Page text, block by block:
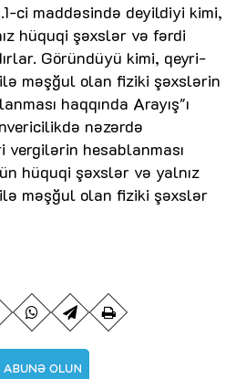
ci maddəsində deyildiyi kimi,
hüquqi şəxslər və fərdi
Göründüyü kimi, qeyri-
məşğul olan fiziki şəxslərin
haqqında Arayış"ı
nəzərdə
vergilərin hesablanması
hüquqi şəxslər və yalnız
məşğul olan fiziki şəxslər